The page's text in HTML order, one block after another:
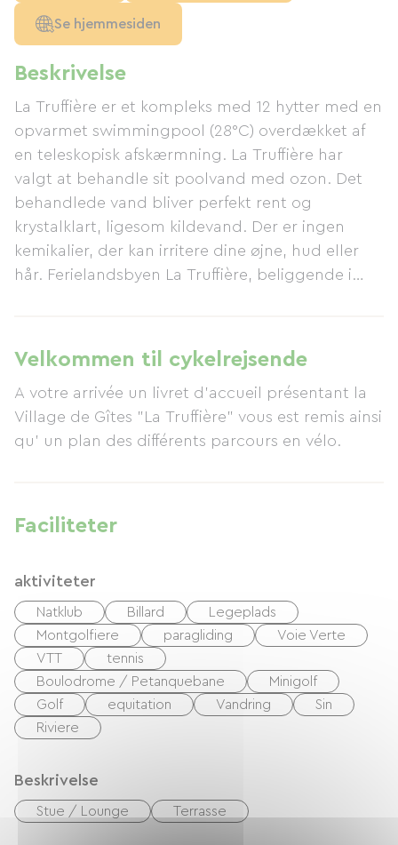
Beskrivelse
La Truffière er et kompleks med 12 hytter med en
opvarmet swimmingpool (28°C) overdækket af
en teleskopisk afskærmning. La Truffière har
valgt at behandle sit poolvand med ozon. Det
behandlede vand bliver perfekt rent og
krystalklart, ligesom kildevand. Der er ingen
kemikalier, der kan irritere dine øjne, hud eller
hår. Ferielandsbyen La Truffière, beliggende i
og Souillac i Lot-Quercy-dalen. Disse fredelige
omgivelser er en vidunderlig base for at udforske
de kulturelle, sportslige og gastronomiske skatte
i vores smukke region. Ferielandsbyen ligger
også tæt på adskillige vandrestier.
Velkommen til cykelrejsende
A votre arrivée un livret d'accueil présentant la
Village de Gîtes "La Truffière" vous est remis ainsi
qu' un plan des différents parcours en vélo.
Faciliteter
aktiviteter
Natklub Billard
Legeplads
Montgolfiere
paragliding
Voie Verte
VTT
tennis
Boulodrome / Petanquebane
Minigolf
Golf
equitation Vandring
Sin
Riviere
Beskrivelse
Stue / Lounge Terrasse
Se hjemmesiden